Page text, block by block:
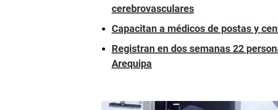
cerebrovasculares
Capacitan a médicos de postas y
Registran en dos semanas 22
Arequipa